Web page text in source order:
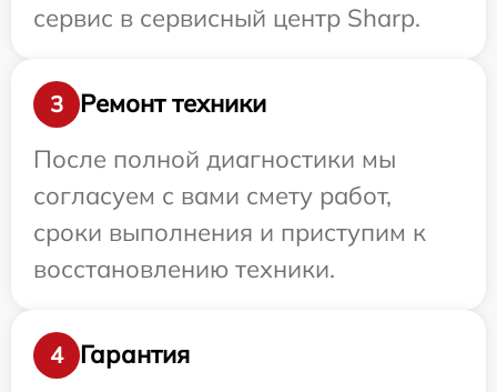
сервис в сервисный центр Sharp.
3
Ремонт техники
После полной диагностики мы
согласуем с вами смету работ,
сроки выполнения и приступим к
восстановлению техники.
4
Гарантия